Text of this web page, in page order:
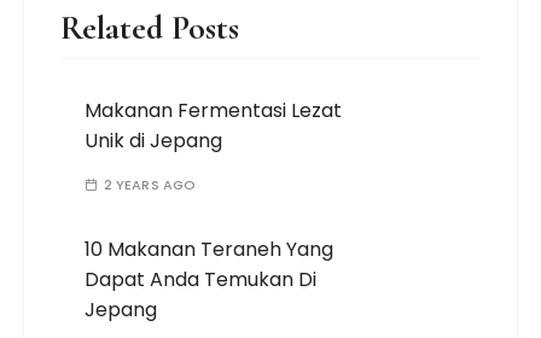
Related Posts
Makanan Fermentasi Lezat
Unik di Jepang
2 YEARS AGO
10 Makanan Teraneh Yang
Dapat Anda Temukan Di
Jepang